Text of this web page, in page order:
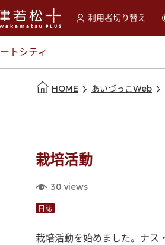
利用者切り替え
選択すると利用者の
トシティ
HOME あいづっこWeb
栽培活動
30 views
日誌
栽培活動を始めました。ナス